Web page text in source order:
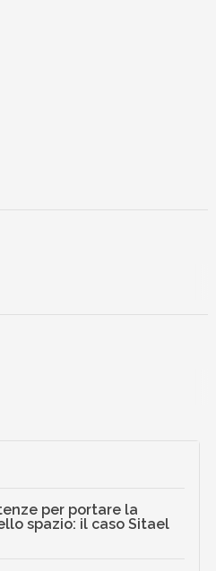
per portare la
spazio: il caso Sitael